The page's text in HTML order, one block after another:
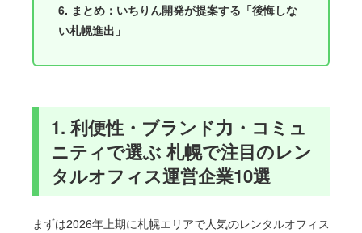
6. まとめ：いちりん開発が提案する「後悔しな
い札幌進出」
1. 利便性・ブランド力・コミュ
ニティで選ぶ 札幌で注目のレン
タルオフィス運営企業10選
まずは2026年上期に札幌エリアで人気のレンタルオフィス